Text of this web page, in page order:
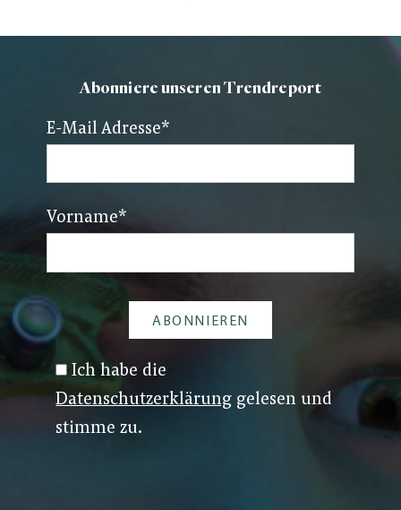
Abonniere unseren Trendreport
E-Mail Adresse*
Vorname*
Ich habe die
Datenschutzerklärung gelesen und
stimme zu.